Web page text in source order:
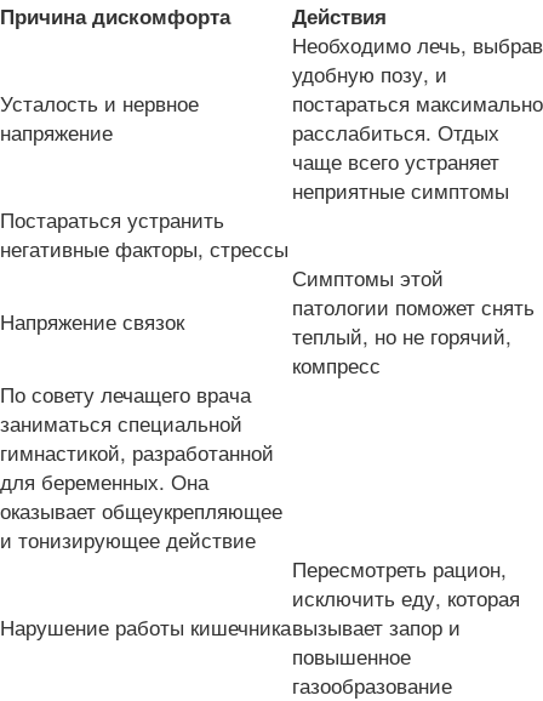
Причина дискомфорта Действия
Усталость и нервное
напряжение
Необходимо лечь, выбрав
удобную позу, и
постараться максимально
расслабиться. Отдых
чаще всего устраняет
неприятные симптомы
Постараться устранить
негативные факторы, стрессы
Напряжение связок
Симптомы этой
патологии поможет снять
теплый, но не горячий,
компресс
По совету лечащего врача
заниматься специальной
гимнастикой, разработанной
для беременных. Она
оказывает общеукрепляющее
и тонизирующее действие
Нарушение работы кишечника
Пересмотреть рацион,
исключить еду, которая
вызывает запор и
повышенное
газообразование